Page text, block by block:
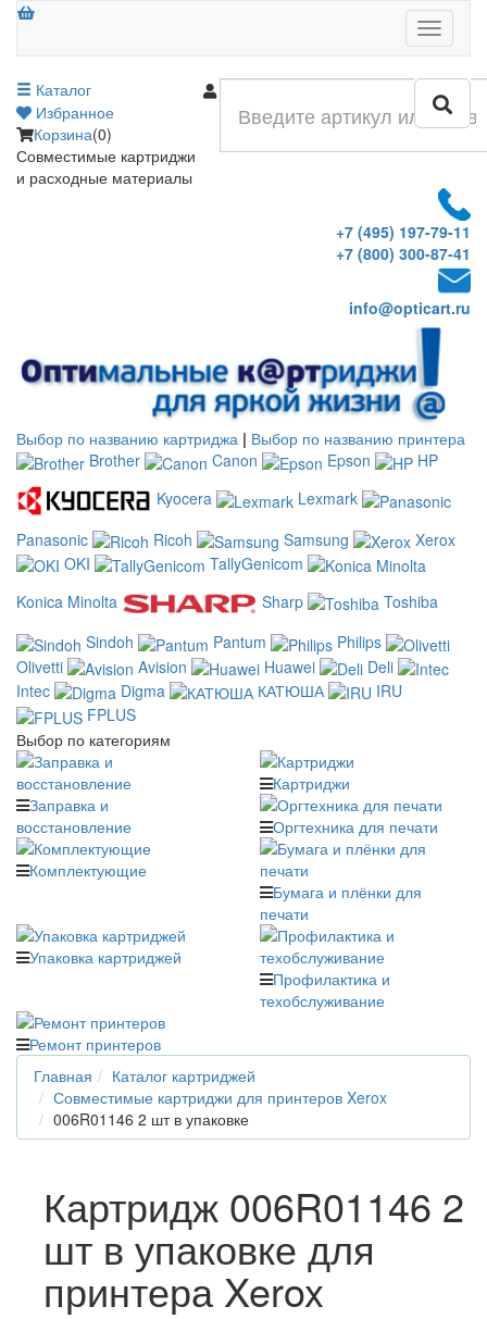
Меню
Каталог
Избранное
Корзина(0)
Совместимые картриджи
и расходные материалы
+7 (495) 197-79-11
+7 (800) 300-87-41
info@opticart.ru
Выбор по названию картриджа | Выбор по названию принтера
Brother
Canon Epson
HP
Kyocera
Lexmark
Panasonic
Ricoh Samsung
Xerox
OKI
TallyGenicom
Konica Minolta
Sharp
Toshiba
Sindoh
Pantum
Philips
Olivetti
Avision Huawei
Deli
Intec
Digma КАТЮША
IRU
FPLUS
Выбор по категориям
Заправка и
восстановление
Картриджи
Оргтехника для печати
Комплектующие
Бумага и плёнки для
печати
Упаковка картриджей
Профилактика и
техобслуживание
Ремонт принтеров
Главная
Каталог картриджей
Совместимые картриджи для принтеров Xerox
006R01146 2 шт в упаковке
Картридж 006R01146 2
шт в упаковке для
принтера Xerox